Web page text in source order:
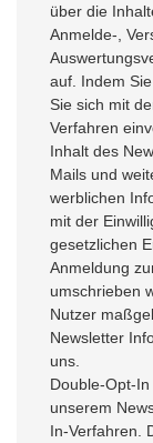
über die
Anmelde-,
auf. Indem
Sie sich mit
Verfahren
Inhalt des
Mails und
werblichen
mit der
gesetzlichen
Anmeldung
umschrieben
Nutzer
Newsletter
uns.
Double-Opt-
unserem
In-Verfahren.